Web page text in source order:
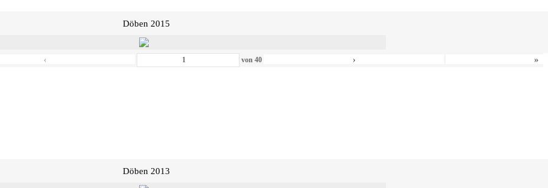
Döben 2015
‹ von40 › »
Döben 2013